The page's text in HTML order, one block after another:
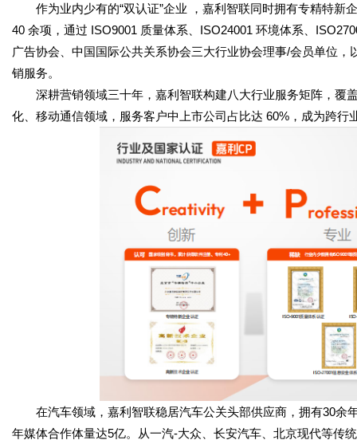
作为业内少有的“双认证”企业 ，嘉利智联同时拥有专精特新
40 余项，通过 ISO9001 质量体系、ISO24001 环境体系、
广告协会、中国国际公共关系协会三大行业协会理事/会员单位
销服务。
深耕营销领域三十年，嘉利智联构建八大行业服务矩阵，覆
化、移动通信领域，服务客户中上市公司占比达 60%，成为跨行
在汽车领域，嘉利智联稳居汽车公关头部供应商，拥有30余
年媒体合作体量达5亿。从一汽-大众、长安汽车、北京现代等传